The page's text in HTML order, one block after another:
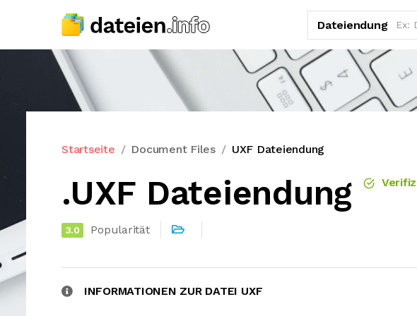
Dateiendung
Startseite Document Files UXF Dateiendung
.UXF Dateiendung
3.0 Popularität
INFORMATIONEN ZUR DATEI UXF